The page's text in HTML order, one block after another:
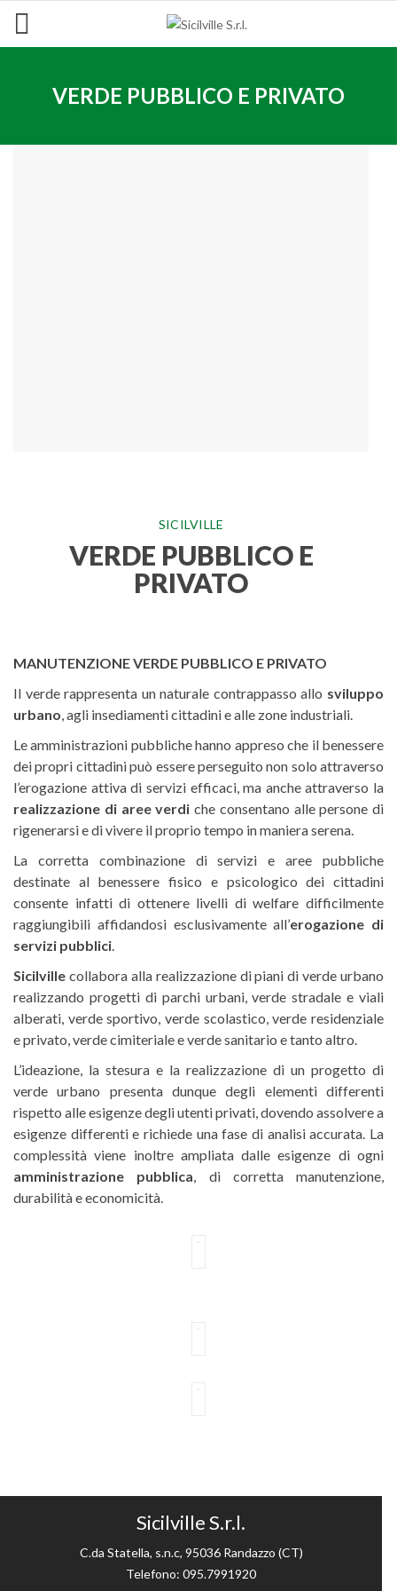
VERDE PUBBLICO E PRIVATO
SICILVILLE
VERDE PUBBLICO E
PRIVATO
MANUTENZIONE VERDE PUBBLICO E PRIVATO
Il verde rappresenta un naturale contrappasso allo sviluppo
urbano, agli insediamenti cittadini e alle zone industriali.
Le amministrazioni pubbliche hanno appreso che il benessere
dei propri cittadini può essere perseguito non solo attraverso
l’erogazione attiva di servizi efficaci, ma anche attraverso la
realizzazione di aree verdi che consentano alle persone di
rigenerarsi e di vivere il proprio tempo in maniera serena.
La corretta combinazione di servizi e aree pubbliche
destinate al benessere fisico e psicologico dei cittadini
consente infatti di ottenere livelli di welfare difficilmente
raggiungibili affidandosi esclusivamente all’erogazione di
servizi pubblici.
Sicilville collabora alla realizzazione di piani di verde urbano
realizzando progetti di parchi urbani, verde stradale e viali
alberati, verde sportivo, verde scolastico, verde residenziale
e privato, verde cimiteriale e verde sanitario e tanto altro.
L’ideazione, la stesura e la realizzazione di un progetto di
verde urbano presenta dunque degli elementi differenti
rispetto alle esigenze degli utenti privati, dovendo assolvere a
esigenze differenti e richiede una fase di analisi accurata. La
complessità viene inoltre ampliata dalle esigenze di ogni
amministrazione pubblica, di corretta manutenzione,
durabilità e economicità.
Sicilville S.r.l.
C.da Statella, s.n.c, 95036 Randazzo (CT)
Telefono: 095.7991920